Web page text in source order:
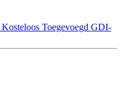
Kosteloos Toegevoegd GDI-